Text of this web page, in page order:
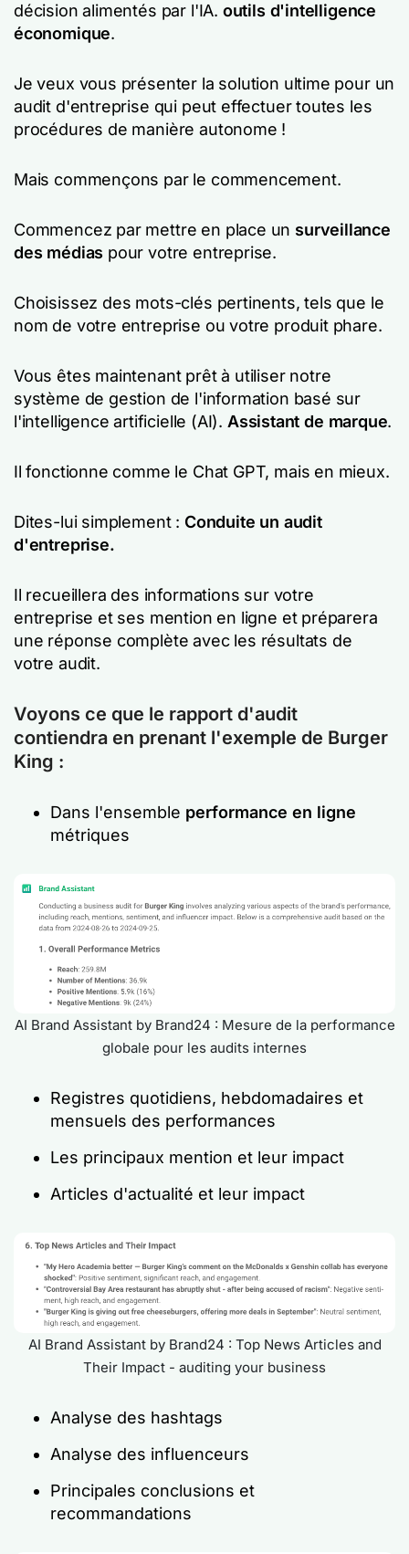
décision alimentés par l'IA. outils d'intelligence
économique.
Je veux vous présenter la solution ultime pour un
audit d'entreprise qui peut effectuer toutes les
procédures de manière autonome !
Mais commençons par le commencement.
Commencez par mettre en place un surveillance
des médias pour votre entreprise.
Choisissez des mots-clés pertinents, tels que le
nom de votre entreprise ou votre produit phare.
Vous êtes maintenant prêt à utiliser notre
système de gestion de l'information basé sur
l'intelligence artificielle (AI). Assistant de marque.
Il fonctionne comme le Chat GPT, mais en mieux.
Dites-lui simplement : Conduite un audit
d'entreprise.
Il recueillera des informations sur votre
entreprise et ses mention en ligne et préparera
une réponse complète avec les résultats de
votre audit.
Voyons ce que le rapport d'audit
contiendra en prenant l'exemple de Burger
King :
Dans l'ensemble performance en ligne
métriques
AI Brand Assistant by Brand24 : Mesure de la performance
globale pour les audits internes
Registres quotidiens, hebdomadaires et
mensuels des performances
Les principaux mention et leur impact
Articles d'actualité et leur impact
AI Brand Assistant by Brand24 : Top News Articles and
Their Impact - auditing your business
Analyse des hashtags
Analyse des influenceurs
Principales conclusions et
recommandations